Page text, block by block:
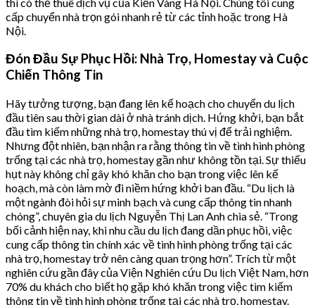
cấp chuyển nhà trọn gói nhanh rẻ từ các tỉnh hoặc trong Hà
Nội.
Đón Đầu Sự Phục Hồi: Nhà Trọ, Homestay và Cuộc
Chiến Thông Tin
Hãy tưởng tượng, bạn đang lên kế hoạch cho chuyến du lịch
đầu tiên sau thời gian dài ở nhà tránh dịch. Hứng khởi, bạn bắt
đầu tìm kiếm những nhà trọ, homestay thú vị để trải nghiệm.
Nhưng đột nhiên, bạn nhận ra rằng thông tin về tình hình phòng
trống tại các nhà trọ, homestay gần như không tồn tại. Sự thiếu
hụt này không chỉ gây khó khăn cho bạn trong việc lên kế
hoạch, mà còn làm mờ đi niềm hứng khởi ban đầu. “Du lịch là
một ngành đòi hỏi sự minh bạch và cung cấp thông tin nhanh
chóng”, chuyên gia du lịch Nguyễn Thị Lan Anh chia sẻ. “Trong
bối cảnh hiện nay, khi nhu cầu du lịch đang dần phục hồi, việc
cung cấp thông tin chính xác về tình hình phòng trống tại các
nhà trọ, homestay trở nên càng quan trọng hơn”. Trích từ một
nghiên cứu gần đây của Viện Nghiên cứu Du lịch Việt Nam, hơn
70% du khách cho biết họ gặp khó khăn trong việc tìm kiếm
thông tin về tình hình phòng trống tại các nhà trọ, homestay.